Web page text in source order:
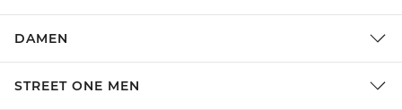
DAMEN
STREET ONE MEN